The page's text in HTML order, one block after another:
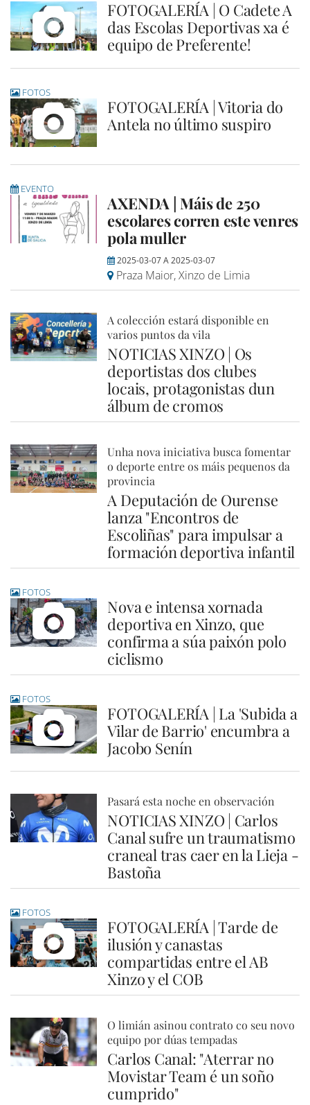
FOTOGALERÍA | O Cadete A
das Escolas Deportivas xa é
equipo de Preferente!
FOTOS
FOTOGALERÍA | Vitoria do
Antela no último suspiro
EVENTO
AXENDA | Máis de 250
escolares corren este venres
pola muller
2025-03-07A2025-03-07
Praza Maior, Xinzo de Limia
A colección estará disponible en
varios puntos da vila
NOTICIAS XINZO | Os
deportistas dos clubes
locais, protagonistas dun
álbum de cromos
Unha nova iniciativa busca fomentar
o deporte entre os máis pequenos da
provincia
A Deputación de Ourense
lanza "Encontros de
Escoliñas" para impulsar a
formación deportiva infantil
FOTOS
Nova e intensa xornada
deportiva en Xinzo, que
confirma a súa paixón polo
ciclismo
FOTOS
FOTOGALERÍA | La 'Subida a
Vilar de Barrio' encumbra a
Jacobo Senín
Pasará esta noche en observación
NOTICIAS XINZO | Carlos
Canal sufre un traumatismo
craneal tras caer en la Lieja -
Bastoña
FOTOS
FOTOGALERÍA | Tarde de
ilusión y canastas
compartidas entre el AB
Xinzo y el COB
O limián asinou contrato co seu novo
equipo por dúas tempadas
Carlos Canal: "Aterrar no
Movistar Team é un soño
cumprido"